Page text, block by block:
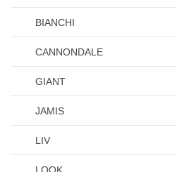
BIANCHI
CANNONDALE
GIANT
JAMIS
LIV